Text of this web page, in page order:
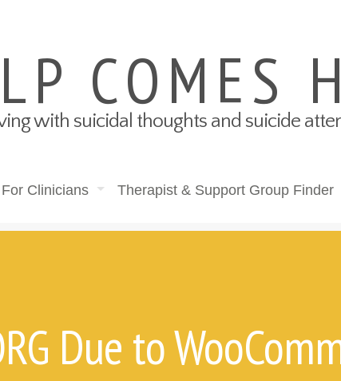
COMES
with suicidal thoughts and suicide
For Clinicians Therapist & Support Group Finder
Due to